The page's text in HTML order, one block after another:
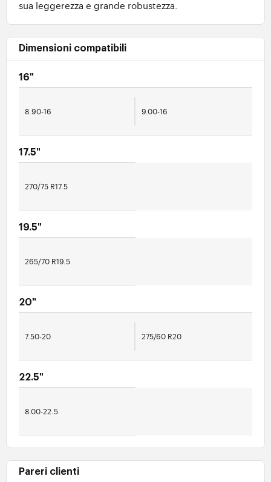
sua leggerezza e grande robustezza.
Dimensioni compatibili
16"
8.90-16 9.00-16
17.5"
270/75 R17.5
19.5"
265/70 R19.5
20"
7.50-20 275/60 R20
22.5"
8.00-22.5
Pareri clienti